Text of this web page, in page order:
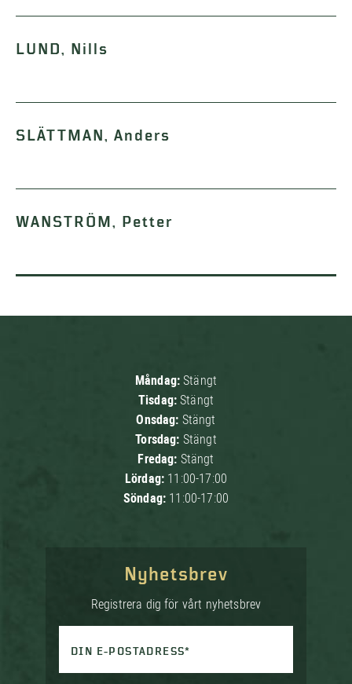
LUND, Nills
SLÄTTMAN, Anders
WANSTRÖM, Petter
Måndag:Stängt
Tisdag:Stängt
Onsdag: Stängt
Torsdag: Stängt
Fredag: Stängt
Lördag: 11:00-17:00
Söndag: 11:00-17:00
Nyhetsbrev
Registrera dig för vårt nyhetsbrev
DIN E-POSTADRESS*